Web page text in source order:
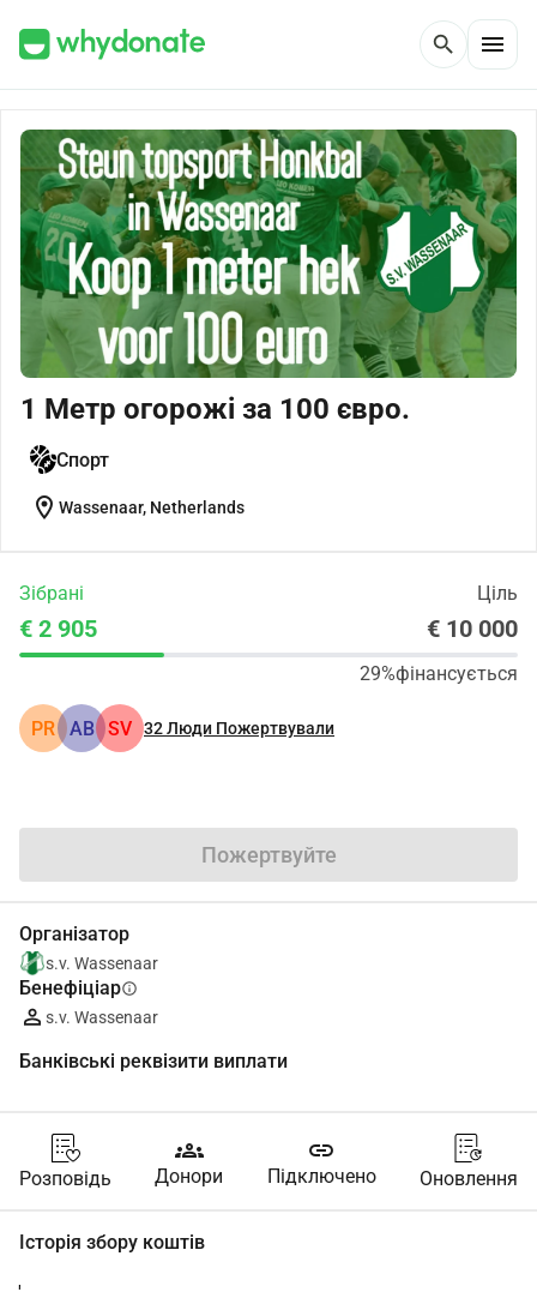
search menu
1 Метр огорожі за 100 євро.
Спорт
location_on Wassenaar, Netherlands
Зібрані Ціль
€ 2 905 € 10 000
29%фінансується
PR АВ SV 32Люди Пожертвували
Пожертвуйте
Організатор
s.v. Wassenaar
Бенефіціарinfo
s.v. Wassenaar
Банківські реквізити виплати
Розповідь
groups
Донори
link
Підключено Оновлення
Історія збору коштів
'